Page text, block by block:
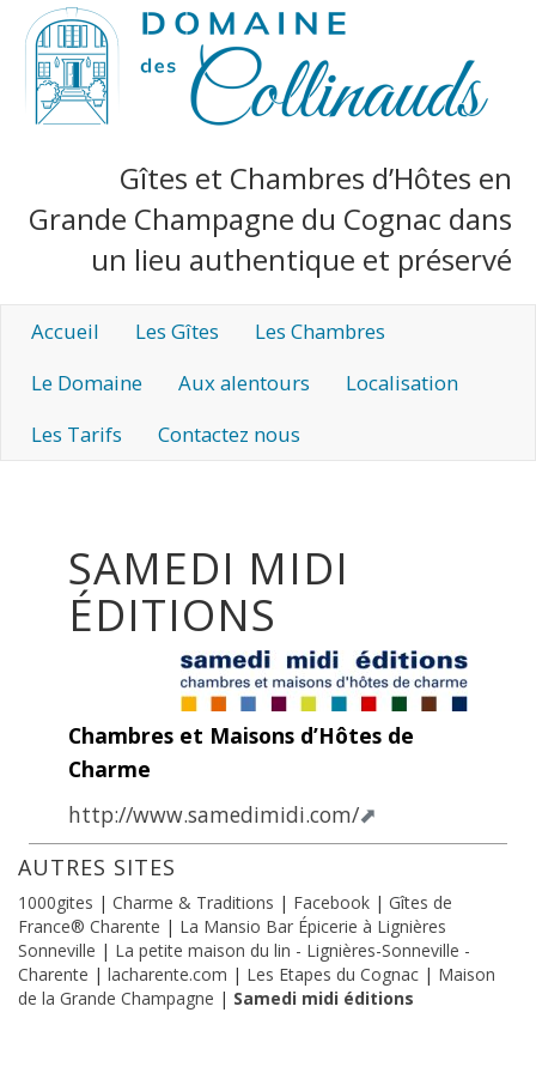
Gîtes et Chambres d’Hôtes en
Grande Champagne du Cognac dans
un lieu authentique et préservé
Accueil Les Gîtes
Les Chambres
Le Domaine
Aux alentours
Localisation
Les Tarifs
Contactez nous
SAMEDI MIDI
ÉDITIONS
Chambres et Maisons d’Hôtes de
Charme
http://www.samedimidi.com/
AUTRES SITES
1000gites | Charme & Traditions | Facebook | Gîtes de
France® Charente | La Mansio Bar Épicerie à Lignières
Sonneville | La petite maison du lin - Lignières-Sonneville -
Charente | lacharente.com | Les Etapes du Cognac | Maison
de la Grande Champagne | Samedi midi éditions